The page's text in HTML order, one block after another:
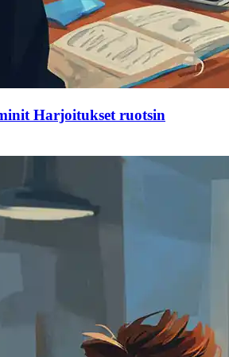
Harjoitukset ruotsin